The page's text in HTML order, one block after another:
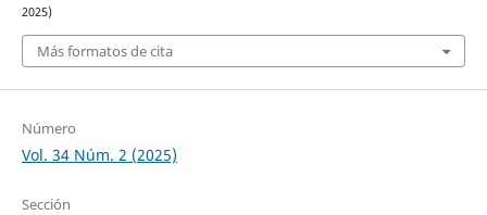
2025)
Más formatos de cita
Número
Vol. 34 Núm. 2 (2025)
Sección